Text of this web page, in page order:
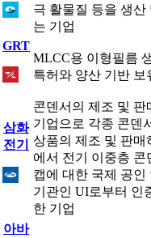
극 활물질 등을 생산
는 기업
GRT
MLCC용 이형필름
특허와 양산 기반 보
삼화
전기
콘덴서의 제조 및 판
기업으로 각종 콘덴
상품의 제조 및 판매
에서 전기 이중층 콘
캡에 대한 국제 공인
기관인 UI로부터 인
한 기업
아바